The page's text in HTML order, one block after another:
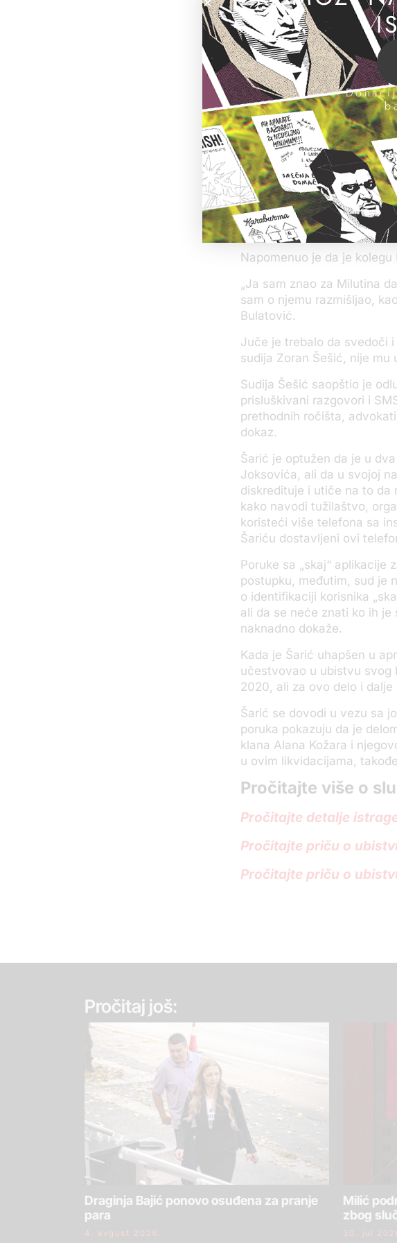
da se „ne preduzimaju
taj zahtev konkrentno
Načelnik Оdeljenja
mu je nadređeni Jerinić
trenutku bio u Valjevu.
„Zaustavili smo ga i izvršili
veštačenje”, kazao je
Mitrović je rekao da ne
kontaktu.
Načelnik policijske stanice
Milutin Radovanović
imaju „pogrešnog čoveka“.
Napomenuo je da je
„Ja sam znao za Milutina
sam o njemu razmišljao,
Bulatović.
Juče je trebalo da svedoči
sudija Zoran Šešić, nije mu
Sudija Šešić saopštio je
prisluškivani razgovori i
prethodnih ročišta,
dokaz.
Šarić je optužen da je u
Joksovića, ali da u svojoj
diskredituje i utiče na to da
kako navodi tužilaštvo,
koristeći više telefona sa
Šariću dostavljeni ovi
Poruke sa „skaj“
postupku, međutim, sud je
o identifikaciji korisnika
ali da se neće znati ko ih
naknadno dokaže.
Kada je Šarić uhapšen u
učestvovao u ubistvu svog
2020, ali za ovo delo i dalje
Šarić se dovodi u vezu sa
poruka pokazuju da je
klana Alana Kožara i
u ovim likvidacijama,
Pročitajte više o
Pročitajte detalje
Pročitajte priču o
Pročitajte priču o
Pročitaj još:
Draginja Bajić ponovo osuđena za pranje
para
4. avgust 2026.
Milić
zbog
30. jul